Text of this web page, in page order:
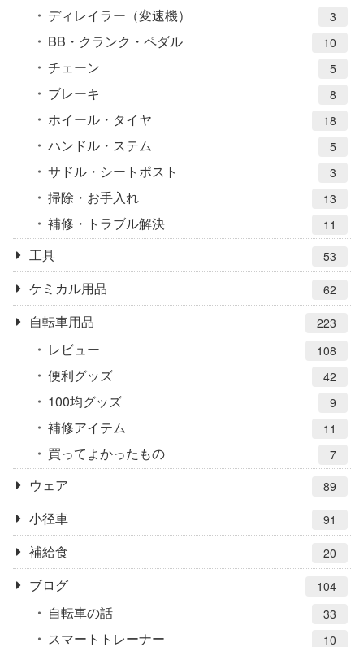
ディレイラー（変速機） 3
BB・クランク・ペダル 10
チェーン 5
ブレーキ 8
ホイール・タイヤ 18
ハンドル・ステム 5
サドル・シートポスト 3
掃除・お手入れ 13
補修・トラブル解決 11
工具 53
ケミカル用品 62
自転車用品 223
レビュー 108
便利グッズ 42
100均グッズ 9
補修アイテム 11
買ってよかったもの 7
ウェア 89
小径車 91
補給食 20
ブログ 104
自転車の話 33
スマートトレーナー 10